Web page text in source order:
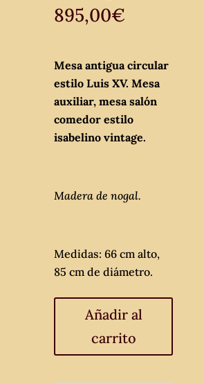
895,00€
Mesa antigua circular
estilo Luis XV. Mesa
auxiliar, mesa salón
comedor estilo
isabelino vintage.
Madera de nogal.
Medidas: 66 cm alto,
85 cm de diámetro.
antigua
estilo
Añadir al
carrito